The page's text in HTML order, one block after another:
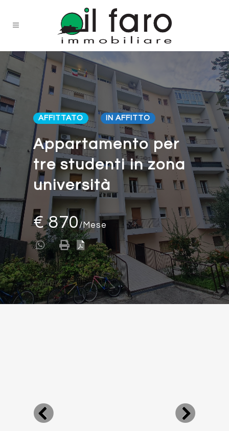
AFFITTATO IN AFFITTO
Appartamento per
tre studenti in zona
università
€ 870/Mese